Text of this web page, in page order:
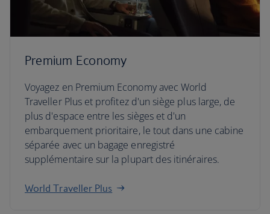
Premium Economy
Voyagez en Premium Economy avec World
Traveller Plus et profitez d'un siège plus large, de
plus d'espace entre les sièges et d'un
embarquement prioritaire, le tout dans une cabine
séparée avec un bagage enregistré
supplémentaire sur la plupart des itinéraires.
World Traveller Plus